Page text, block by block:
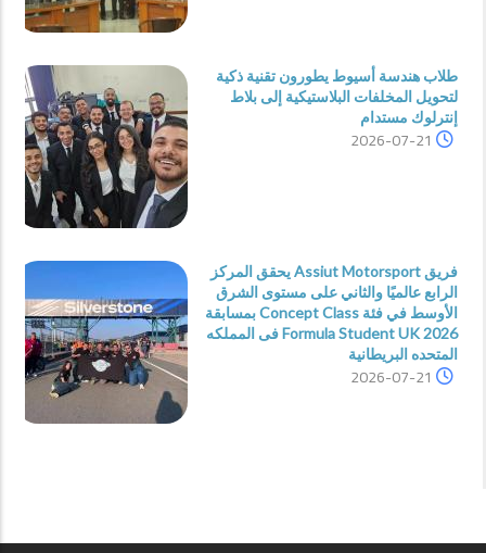
طلاب هندسة أسيوط يطورون تقنية ذكية
لتحويل المخلفات البلاستيكية إلى بلاط
إنترلوك مستدام
2026-07-21
فريق Assiut Motorsport يحقق المركز
الرابع عالميًا والثاني على مستوى الشرق
الأوسط في فئة Concept Class بمسابقة
Formula Student UK 2026 فى المملكه
المتحده البريطانية
2026-07-21